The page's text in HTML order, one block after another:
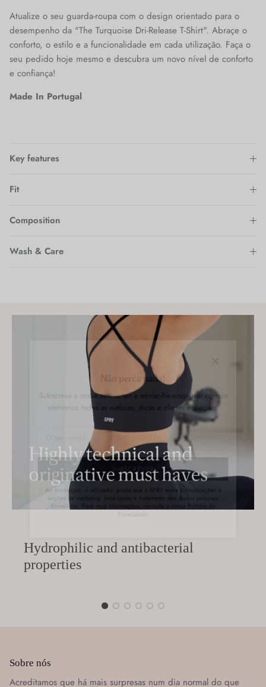
Atualize o seu guarda-roupa com o design orientado para o
desempenho da "The Turquoise Dri-Release T-Shirt". Abraçe o
conforto, o estilo e a funcionalidade em cada utilização. Faça o
seu pedido hoje mesmo e descubra um novo nível de conforto
e confiança!
Made In Portugal
Key features
Fit
Composition
Wash & Care
Hydrophilic and antibacterial
properties
Sobre nós
Acreditamos que há mais surpresas num dia normal do que
Não perca nada!
Subscreva a nossa newsletter e enviar-lhe-emos por correio
eletrónico todas as notícias, dicas e ofertas especiais.
SUBSCREVER
Ao prosseguir, o utilizador aceita que a SPRY envie comunicações e
acções de marketing, bem como o tratamento dos dados pessoais